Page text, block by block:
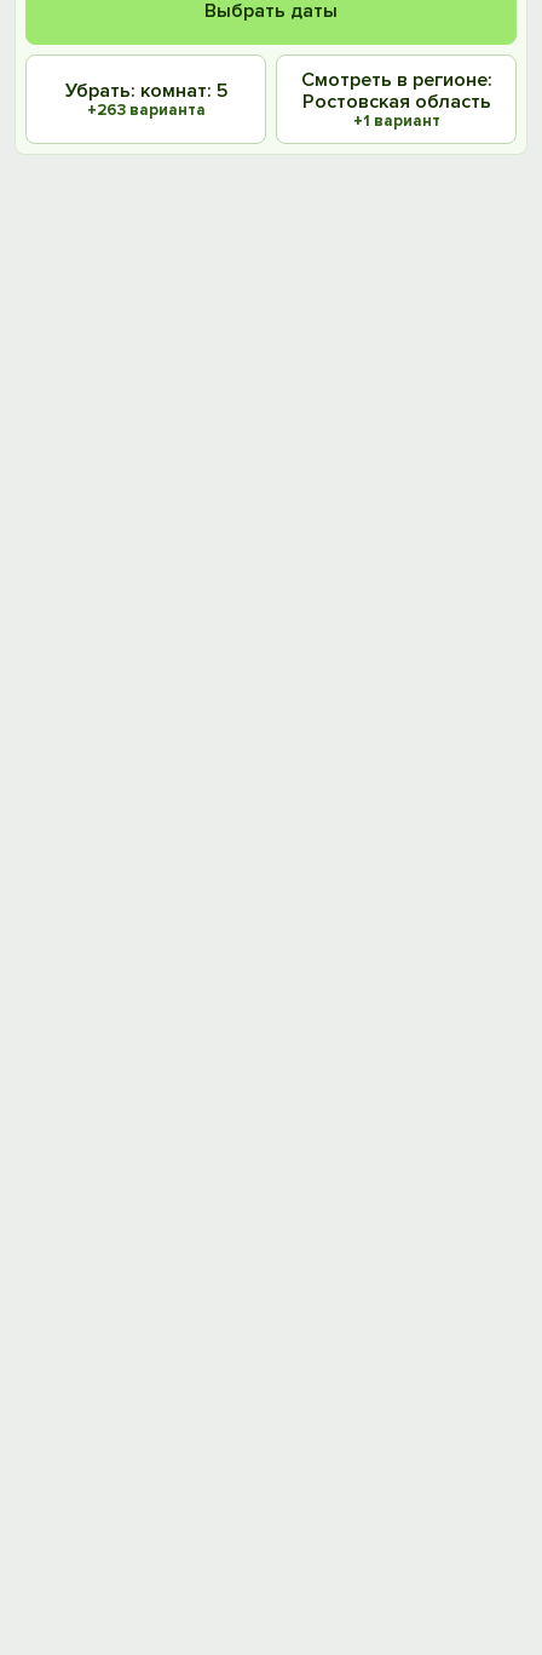
Выбрать даты
Убрать: комнат: 5
+263 варианта
Смотреть в регионе:
Ростовская область
+1 вариант